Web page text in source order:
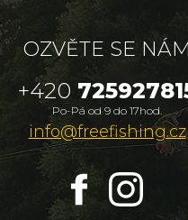
OZVĚTE SE NÁM
+420
Po-Pá od 9 do 17hod.
info@freefishing.cz